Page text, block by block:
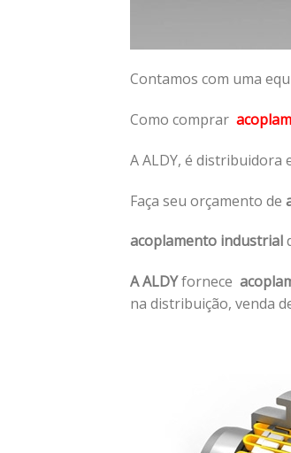
Contamos com uma
Como comprar
A ALDY, é distribuidora
Faça seu orçamento de
acoplamento industrial
A ALDYfornece
na distribuição, venda